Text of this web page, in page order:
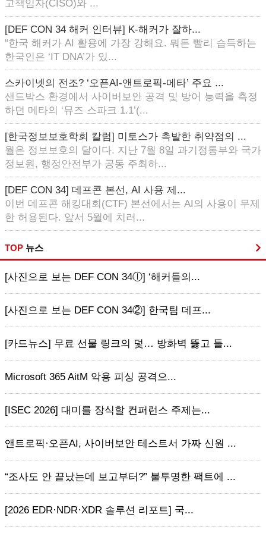
고책임자(CISO)와 ...
[DEF CON 34 해커 인터뷰] K-해커가 잘하...
“한국 해커가 AI 활용에 가장 강해요. 뭐든 빨리 습득하는
한국인은 ‘IT DNA’가 있...
스카이넷의 전조? ‘오픈AI-앤트로픽-메타’ 주요 ...
샌드박스 환경에서 사이버보안 공격 및 방어 능력을 측정
하던 메타의 ‘뮤즈 스파크 1.1’(...
[한국정보보호학회 칼럼] 미토스가 촉발한 취약점의 ...
월은 정보보호의 달이다. 지난 7월 8일 과기정통부와 국가
정보원, 행정안전부가 공동 주최하...
[DEF CON 34] 데프콘 본선, AI 사용 제...
이번 데프콘 해킹대회(CTF) 본선에서는 AI의 사용이 무제
한 허용된다. 앞서 5월에 치러...
TOP 뉴스
[사진으로 보는 DEF CON 34ⓛ] ‘해커들의...
[사진으로 보는 DEF CON 34②] 한국팀 데프...
[카드뉴스] 무료 선물 링크의 덫… 방화벽 뚫고 들...
Microsoft 365 AitM 악용 피싱 공격으...
[ISEC 2026] 대미를 장식할 컨퍼런스 주제는...
앤트로픽·오픈AI, 사이버보안 테스트서 가짜 신원 ...
“조사도 안 끝났는데 보고부터?” 불투명한 팩트에 ...
[2026 EDR·NDR·XDR 솔루션 리포트] 국...